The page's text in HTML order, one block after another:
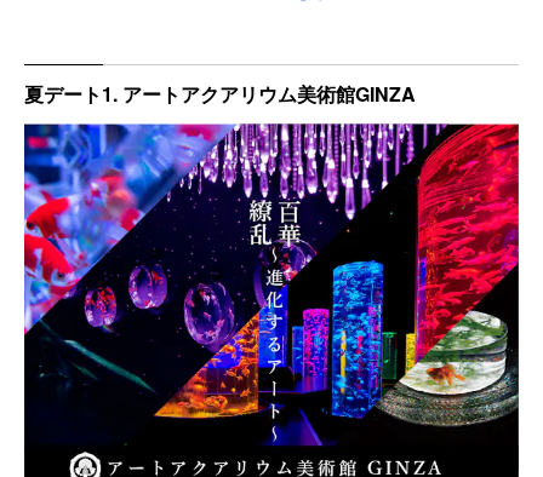
スペースアスレチック トンデミ平和島店
大井競馬場(東京シティ競馬)
ボートレース平和島
天然温泉 テルマー湯
東京ミステリーサーカス
夏クル (NATSUKURU) 2023
劇団四季『ライオンキング』
スヌーピーミュージアム
リアル脱出ゲーム×名探偵コナン
日本科学未来館
夏デート1. アートアクアリウム美術館GINZA